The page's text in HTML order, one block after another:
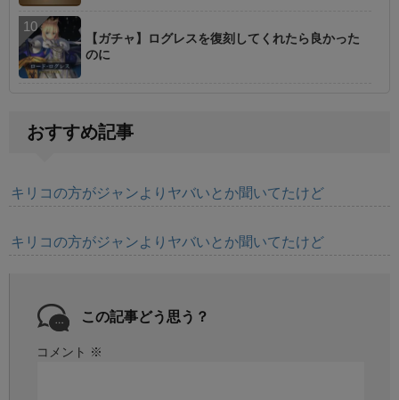
【ガチャ】ログレスを復刻してくれたら良かった
のに
おすすめ記事
キリコの方がジャンよりヤバいとか聞いてたけど
キリコの方がジャンよりヤバいとか聞いてたけど
この記事どう思う？
コメント ※